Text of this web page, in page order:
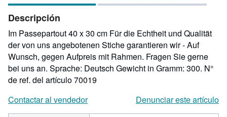
de
estrellas
Descripción
Im Passepartout 40 x 30 cm Für die Echtheit und Qualität
der von uns angebotenen Stiche garantieren wir - Auf
Wunsch, gegen Aufpreis mit Rahmen. Fragen Sie gerne
bei uns an. Sprache: Deutsch Gewicht in Gramm: 300. N°
de ref. del artículo 70019
Contactar al vendedor
Denunciar este artículo